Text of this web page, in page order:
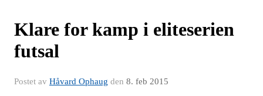
Klare for kamp i eliteserien
futsal
Postet av Håvard Ophaug den 8. feb 2015